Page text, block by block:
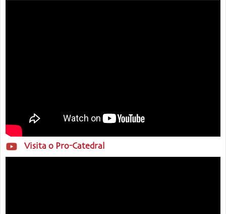
Visita o Pro-Catedral